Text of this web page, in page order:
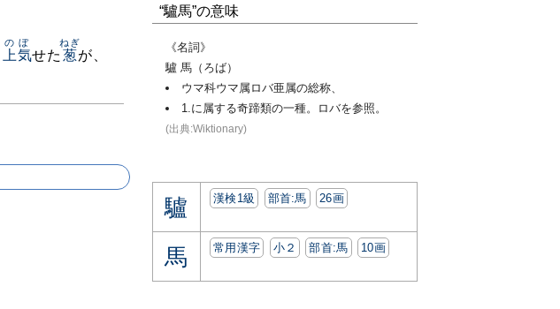
上気
のぼ
せた 葱
ねぎ
が、
“驢馬”の意味
《名詞》
驢 馬（ろば）
ウマ科ウマ属ロバ亜属の総称、
1.に属する奇蹄類の一種。ロバを参照。
(出典:Wiktionary)
驢 漢検1級 部首:⾺ 26画
馬 常用漢字 小２ 部首:⾺ 10画